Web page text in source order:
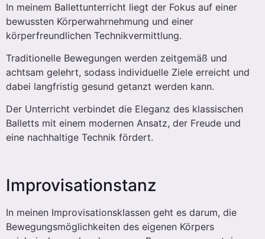
In meinem Ballettunterricht liegt der Fokus auf einer
bewussten Körperwahrnehmung und einer
körperfreundlichen Technikvermittlung.
Traditionelle Bewegungen werden zeitgemäß und
achtsam gelehrt, sodass individuelle Ziele erreicht und
dabei langfristig gesund getanzt werden kann.
Der Unterricht verbindet die Eleganz des klassischen
Balletts mit einem modernen Ansatz, der Freude und
eine nachhaltige Technik fördert.
Improvisationstanz
In meinen Improvisationsklassen geht es darum, die
Bewegungsmöglichkeiten des eigenen Körpers